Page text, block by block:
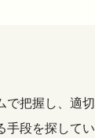
把握し、適
手段を探して